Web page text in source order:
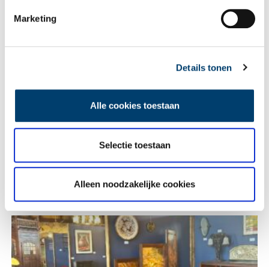
Marketing
Details tonen
Alle cookies toestaan
Selectie toestaan
Alleen noodzakelijke cookies